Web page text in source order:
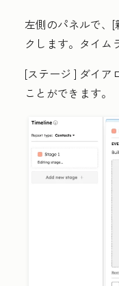
左側のパネルで、[
クします。 タイム
[ステージ ] ダイア
ことができます。